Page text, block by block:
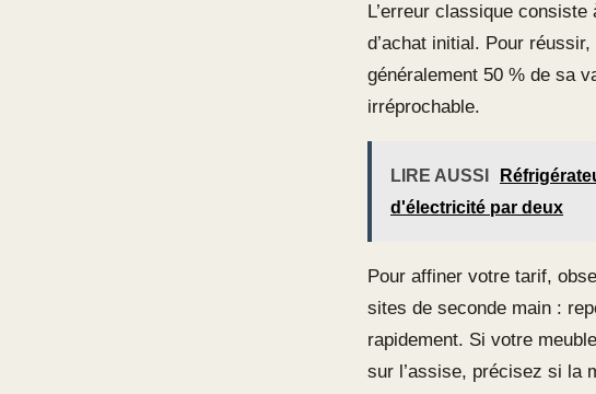
L’erreur classique
d’achat initial. Pour
généralement 50 % de sa
irréprochable.
LIRE AUSSI
d'électricité par deux
Pour affiner votre tarif,
sites de seconde main :
rapidement. Si votre
sur l’assise, précisez si la